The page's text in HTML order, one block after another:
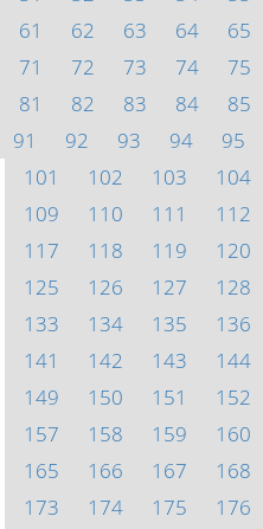
61
62 63 64 65
71
72 73 74 75
81
82 83 84 85
91
92 93 94 95
101
102 103 104
109
110 111 112
117
118 119 120
125
126 127 128
133
134 135 136
141
142 143 144
149
150 151 152
157
158 159 160
165
166 167 168
173
174 175 176